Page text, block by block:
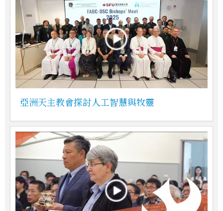
亞洲天主教會探討人工智慧與牧靈